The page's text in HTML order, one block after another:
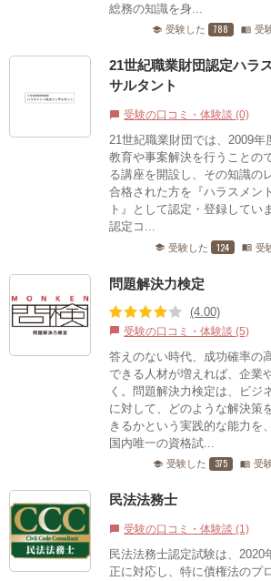
総務の知識を身...
school 受験した 788 menu_book 受
21世紀職業財団認定ハラ
サルタント
chat_bubble 受験の口コミ・体験談 (0)
21世紀職業財団では、2009年
教育や事案解決を行うことの
る講座を開設し、その知識の
合格された方を『ハラスメン
ト』として認定・登録してい
認定コ...
school 受験した 124 menu_book 受
問題解決力検定
(4.00)
chat_bubble 受験の口コミ・体験談 (5)
答えのない時代、成功確率の
できる人材が増えれば、企業
く。問題解決力検定は、ビジ
に対して、どのような解決策
きるかという実践的な能力を
国内唯一の資格試...
school 受験した 375 menu_book 受
民法法務士
chat_bubble 受験の口コミ・体験談 (1)
民法法務士認定試験は、2020
正に対応し、特に債権法のプ